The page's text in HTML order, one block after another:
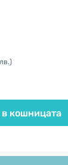
кошницата